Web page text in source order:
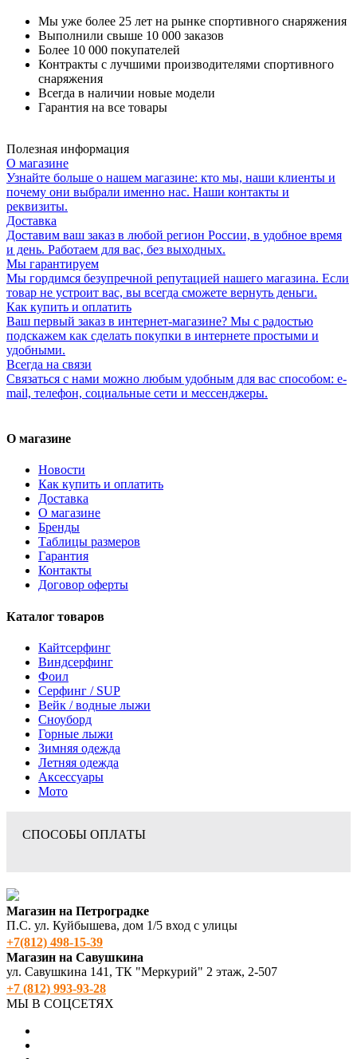
Мы уже более 25 лет на рынке спортивного снаряжения
Выполнили свыше 10 000 заказов
Более 10 000 покупателей
Контракты с лучшими производителями спортивного
снаряжения
Всегда в наличии новые модели
Гарантия на все товары
Полезная информация
О магазине
Узнайте больше о нашем магазине: кто мы, наши клиенты и
почему они выбрали именно нас. Наши контакты и
реквизиты.
Доставка
Доставим ваш заказ в любой регион России, в удобное время
и день. Работаем для вас, без выходных.
Мы гарантируем
Мы гордимся безупречной репутацией нашего магазина. Если
товар не устроит вас, вы всегда сможете вернуть деньги.
Как купить и оплатить
Ваш первый заказ в интернет-магазине? Мы с радостью
подскажем как сделать покупки в интернете простыми и
удобными.
Всегда на связи
Связаться с нами можно любым удобным для вас способом: e-
mail, телефон, социальные сети и мессенджеры.
О магазине
Новости
Как купить и оплатить
Доставка
О магазине
Бренды
Таблицы размеров
Гарантия
Контакты
Договор оферты
Каталог товаров
Кайтсерфинг
Виндсерфинг
Фоил
Серфинг / SUP
Вейк / водные лыжи
Сноуборд
Горные лыжи
Зимняя одежда
Летняя одежда
Аксессуары
Мото
СПОСОБЫ ОПЛАТЫ
Магазин на Петроградке
П.С. ул. Куйбышева, дом 1/5 вход с улицы
+7(812) 498‑15-39
Магазин на Савушкина
ул. Савушкина 141, ТК "Меркурий" 2 этаж, 2-507
+7 (812) 993-93-28
МЫ В СОЦСЕТЯХ